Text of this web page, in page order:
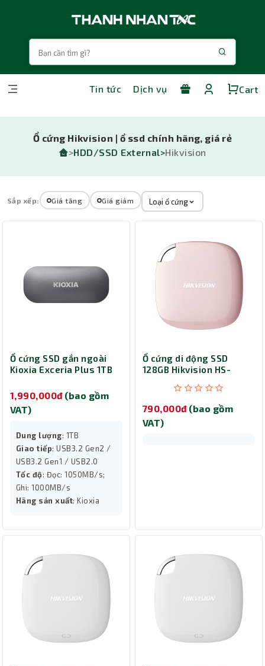
Tin tức Dịch vụ Cart
Ổ cứng Hikvision | ổ ssd chính hãng, giá rẻ
>HDD/SSD External>Hikvision
Sắp xếp: Giá tăng Giá giảm Loại ổ cứng
Ổ cứng SSD gắn ngoài
Kioxia Exceria Plus 1TB
1,990,000đ (bao gồm
VAT)
Dung lượng: 1TB
Giao tiếp: USB3.2 Gen2 /
USB3.2 Gen1 / USB2.0
Tốc độ: Đọc: 1050MB/s;
Ghi: 1000MB/s
Hãng sản xuất: Kioxia
Ổ cứng di động SSD
128GB Hikvision HS-
790,000đ (bao gồm
VAT)